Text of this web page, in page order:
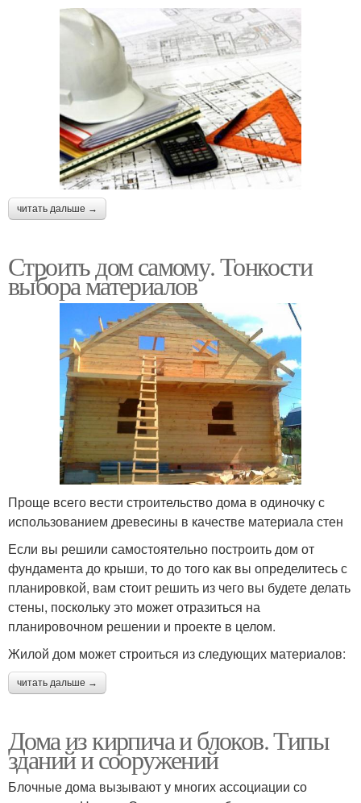
читать дальше →
Строить дом самому. Тонкости
выбора материалов
Проще всего вести строительство дома в одиночку с
использованием древесины в качестве материала стен
Если вы решили самостоятельно построить дом от
фундамента до крыши, то до того как вы определитесь с
планировкой, вам стоит решить из чего вы будете делать
стены, поскольку это может отразиться на
планировочном решении и проекте в целом.
Жилой дом может строиться из следующих материалов:
читать дальше →
Дома из кирпича и блоков. Типы
зданий и сооружений
Блочные дома вызывают у многих ассоциации со